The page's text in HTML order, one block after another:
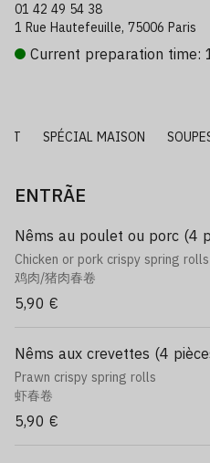
01 42 49 54 38
1 Rue Hautefeuille, 75006 Paris
Current preparation time:
SPÉCIAL MAISON
ENTRÃE
Nêms au poulet ou porc (4
Chicken or pork crispy spring rolls
鸡肉/猪肉春卷
5,90 €
Nêms aux crevettes (4
Prawn crispy spring rolls
虾春卷
5,90 €